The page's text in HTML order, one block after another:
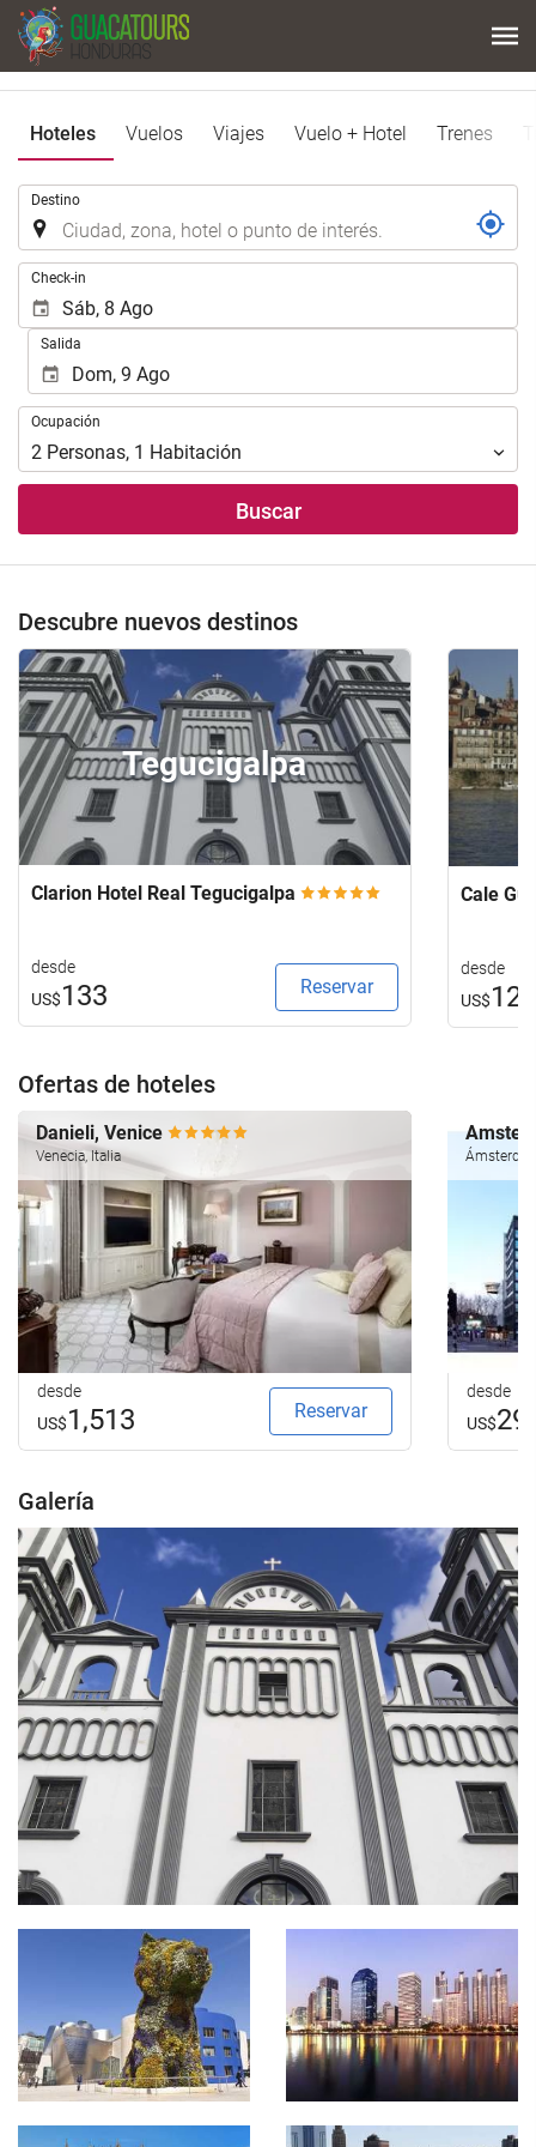
Hoteles Vuelos Viajes Vuelo + Hotel Trenes
Destino
Check-in
Salida
Ocupación
Ocupación
2 Personas, 1 Habitación
Buscar
Descubre nuevos destinos
Tegucigalpa
Clarion Hotel Real Tegucigalpa
desde
US$133 Reservar
Cale
desde
US$120
Ofertas de hoteles
Danieli, Venice
Venecia, Italia
desde
US$1,513 Reservar
desde
US$
Galería